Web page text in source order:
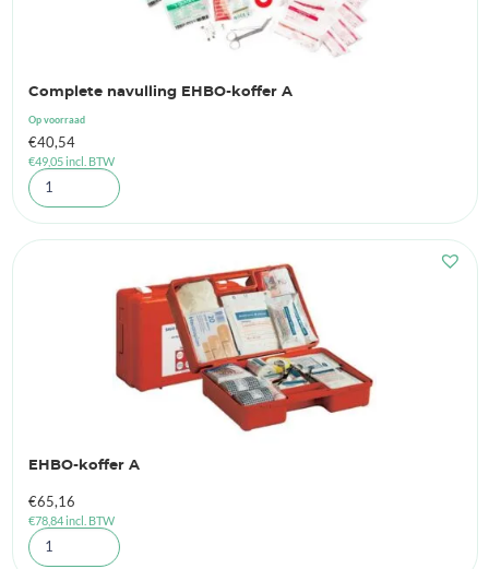
Complete navulling EHBO-koffer A
Op voorraad
€40,54
€49,05incl. BTW
EHBO-koffer A
€65,16
€78,84incl. BTW